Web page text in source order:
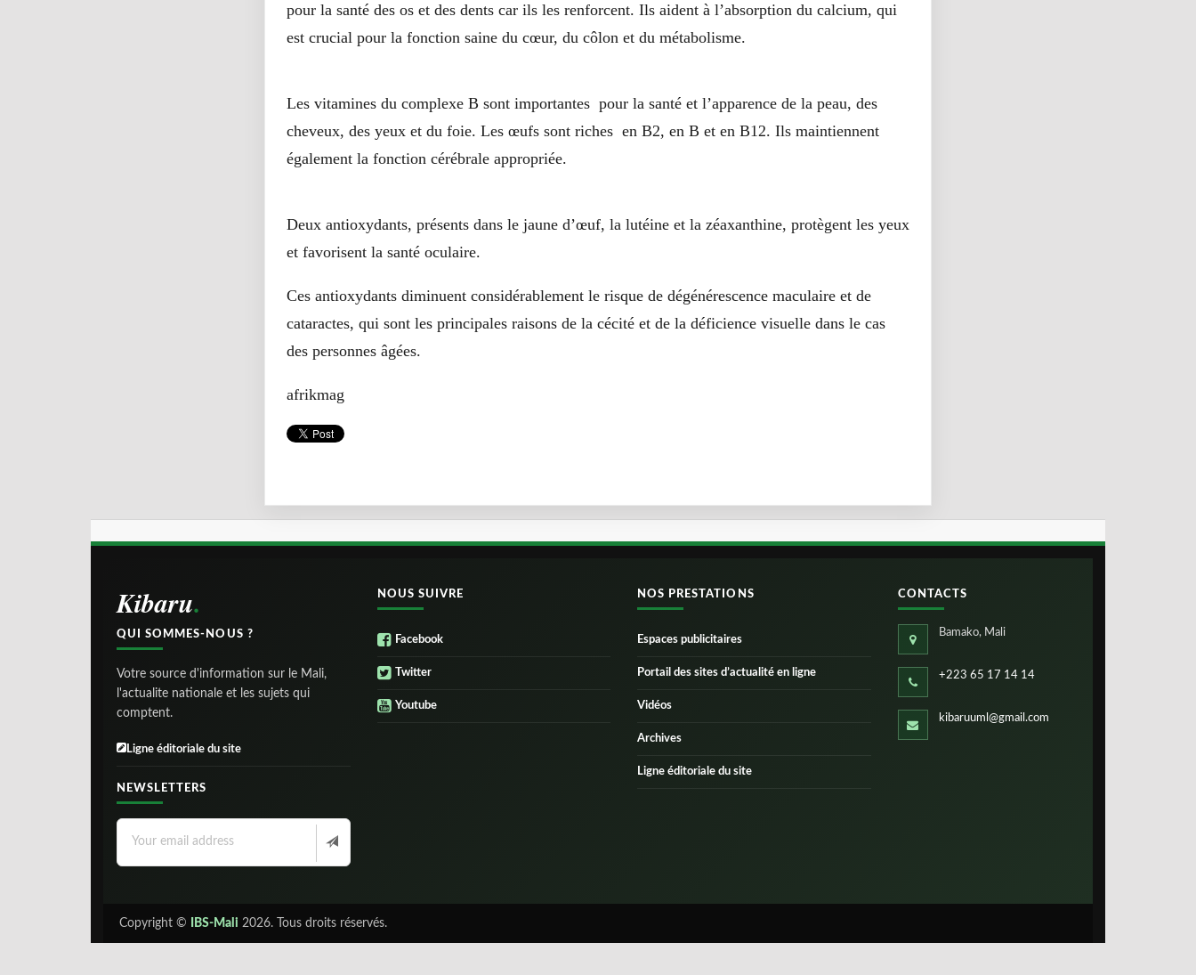
pour la santé des os et des dents car ils les renforcent. Ils aident à l’absorption du calcium, qui
est crucial pour la fonction saine du cœur, du côlon et du métabolisme.
Les vitamines du complexe B sont importantes pour la santé et l’apparence de la peau, des
cheveux, des yeux et du foie. Les œufs sont riches en B2, en B et en B12. Ils maintiennent
également la fonction cérébrale appropriée.
Deux antioxydants, présents dans le jaune d’œuf, la lutéine et la zéaxanthine, protègent les yeux
et favorisent la santé oculaire.
Ces antioxydants diminuent considérablement le risque de dégénérescence maculaire et de
cataractes, qui sont les principales raisons de la cécité et de la déficience visuelle dans le cas
des personnes âgées.
afrikmag
Kibaru
QUI SOMMES-NOUS ?
Votre source d'information sur le Mali,
l'actualite nationale et les sujets qui
comptent.
Ligne éditoriale du site
NEWSLETTERS
NOUS SUIVRE
Facebook
Twitter
Youtube
NOS PRESTATIONS
Espaces publicitaires
Portail des sites d’actualité en ligne
Vidéos
Archives
Ligne éditoriale du site
CONTACTS
Bamako, Mali
+223 65 17 14 14
kibaruuml@gmail.com
Copyright © IBS-Mali 2026. Tous droits réservés.